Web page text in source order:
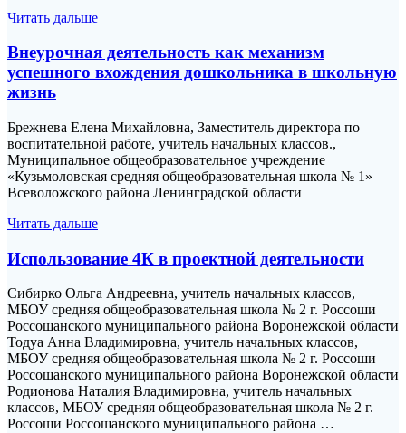
Читать дальше
Внеурочная деятельность как механизм
успешного вхождения дошкольника в школьную
жизнь
Брежнева Елена Михайловна, Заместитель директора по
воспитательной работе, учитель начальных классов.,
Муниципальное общеобразовательное учреждение
«Кузьмоловская средняя общеобразовательная школа № 1»
Всеволожского района Ленинградской области
Читать дальше
Использование 4К в проектной деятельности
Сибирко Ольга Андреевна, учитель начальных классов,
МБОУ средняя общеобразовательная школа № 2 г. Россоши
Россошанского муниципального района Воронежской области
Тодуа Анна Владимировна, учитель начальных классов,
МБОУ средняя общеобразовательная школа № 2 г. Россоши
Россошанского муниципального района Воронежской области
Родионова Наталия Владимировна, учитель начальных
классов, МБОУ средняя общеобразовательная школа № 2 г.
Россоши Россошанского муниципального района …